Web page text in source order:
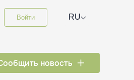
Войти RU⌵
новость